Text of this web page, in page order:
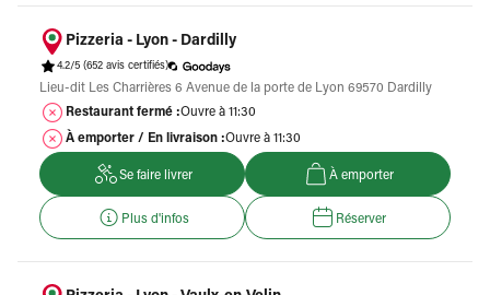
Pizzeria - Lyon - Dardilly
4.2/5 (652 avis certifiés)
Lieu-dit Les Charrières 6 Avenue de la porte de Lyon 69570 Dardilly
Restaurant fermé :Ouvre à 11:30
À emporter / En livraison :Ouvre à 11:30
Se faire livrer À emporter
Plus d'infos Réserver